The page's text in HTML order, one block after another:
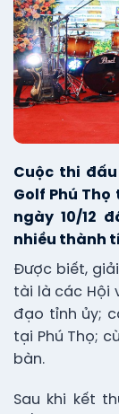
Cuộc thi
Golf Phú
ngày 10/12
nhiều thành
Được biết,
tài là các Hội
đạo tỉnh ủy;
tại Phú Thọ;
bàn.
Sau khi kết